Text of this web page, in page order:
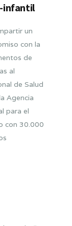
infantil
un
con la
de
al
de Salud
Agencia
para el
con 30.000